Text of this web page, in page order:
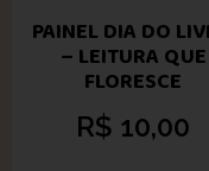
PAINEL DIA DO
– LEITURA QUE
FLORESCE
R$ 10,00